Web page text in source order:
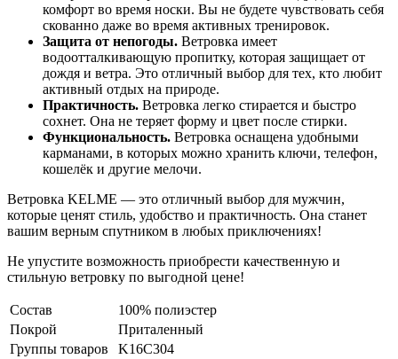
комфорт во время носки. Вы не будете чувствовать себя
скованно даже во время активных тренировок.
Защита от непогоды. Ветровка имеет
водоотталкивающую пропитку, которая защищает от
дождя и ветра. Это отличный выбор для тех, кто любит
активный отдых на природе.
Практичность. Ветровка легко стирается и быстро
сохнет. Она не теряет форму и цвет после стирки.
Функциональность. Ветровка оснащена удобными
карманами, в которых можно хранить ключи, телефон,
кошелёк и другие мелочи.
Ветровка KELME — это отличный выбор для мужчин,
которые ценят стиль, удобство и практичность. Она станет
вашим верным спутником в любых приключениях!
Не упустите возможность приобрести качественную и
стильную ветровку по выгодной цене!
Состав
100% полиэстер
Покрой
Приталенный
Группы товаров
K16C304